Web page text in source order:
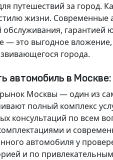
путешествий за город.
жизни.
гарантией
это выгодное
города.
автомобиль в
Москвы — один из
полный комплекс
консультаций по всем
и
автомобиля у
и по